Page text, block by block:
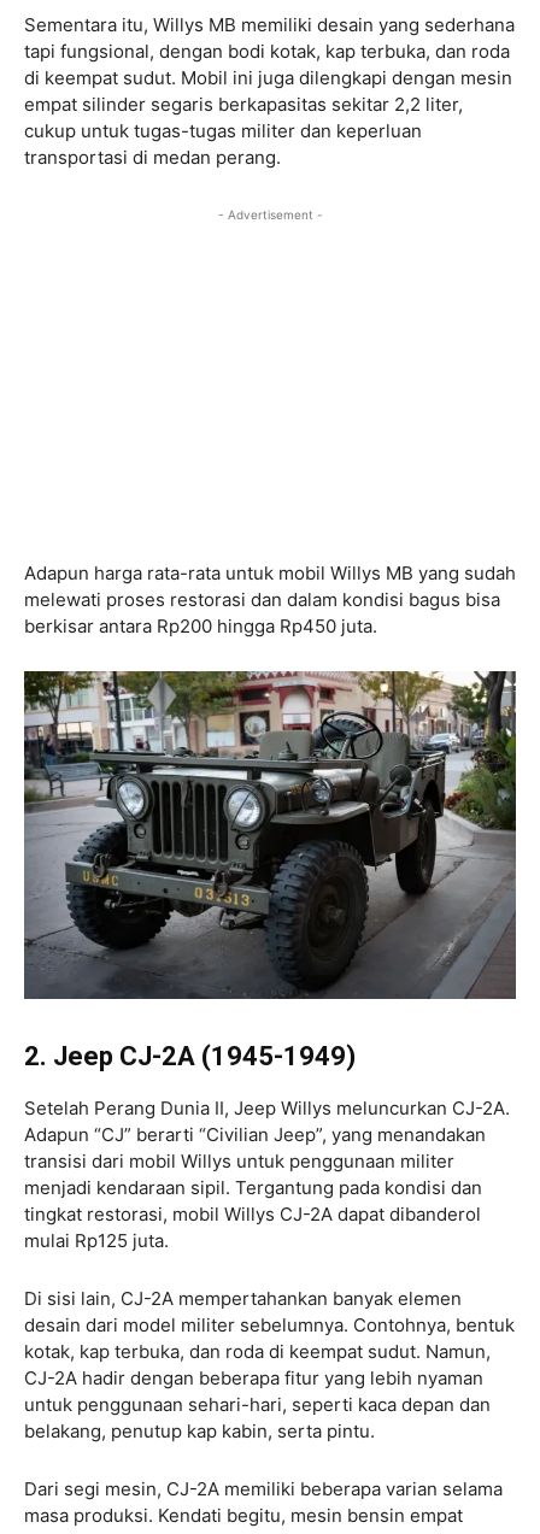
Sementara itu, Willys MB memiliki desain yang sederhana
tapi fungsional, dengan bodi kotak, kap terbuka, dan roda
di keempat sudut. Mobil ini juga dilengkapi dengan mesin
empat silinder segaris berkapasitas sekitar 2,2 liter,
cukup untuk tugas-tugas militer dan keperluan
transportasi di medan perang.
- Advertisement -
Adapun harga rata-rata untuk mobil Willys MB yang sudah
melewati proses restorasi dan dalam kondisi bagus bisa
berkisar antara Rp200 hingga Rp450 juta.
2. Jeep CJ-2A (1945-1949)
Setelah Perang Dunia II, Jeep Willys meluncurkan CJ-2A.
Adapun “CJ” berarti “Civilian Jeep”, yang menandakan
transisi dari mobil Willys untuk penggunaan militer
menjadi kendaraan sipil. Tergantung pada kondisi dan
tingkat restorasi, mobil Willys CJ-2A dapat dibanderol
mulai Rp125 juta.
Di sisi lain, CJ-2A mempertahankan banyak elemen
desain dari model militer sebelumnya. Contohnya, bentuk
kotak, kap terbuka, dan roda di keempat sudut. Namun,
CJ-2A hadir dengan beberapa fitur yang lebih nyaman
untuk penggunaan sehari-hari, seperti kaca depan dan
belakang, penutup kap kabin, serta pintu.
Dari segi mesin, CJ-2A memiliki beberapa varian selama
masa produksi. Kendati begitu, mesin bensin empat